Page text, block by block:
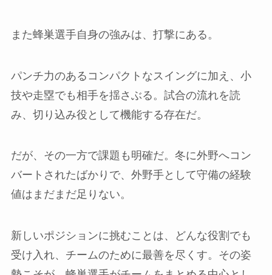
また蜂巣選手自身の強みは、打撃にある。
パンチ力のあるコンパクトなスイングに加え、小
技や走塁でも相手を揺さぶる。試合の流れを読
み、切り込み役として機能する存在だ。
だが、その一方で課題も明確だ。冬に外野へコン
バートされたばかりで、外野手として守備の経験
値はまだまだ足りない。
新しいポジションに挑むことは、どんな役割でも
受け入れ、チームのために最善を尽くす。その姿